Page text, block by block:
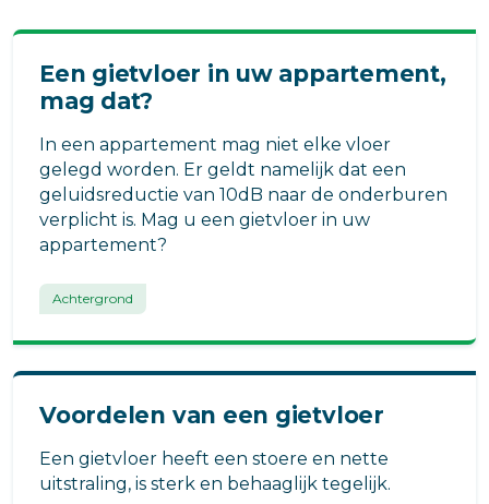
Een gietvloer in uw appartement,
mag dat?
In een appartement mag niet elke vloer
gelegd worden. Er geldt namelijk dat een
geluidsreductie van 10dB naar de onderburen
verplicht is. Mag u een gietvloer in uw
appartement?
Achtergrond
Voordelen van een gietvloer
Een gietvloer heeft een stoere en nette
uitstraling, is sterk en behaaglijk tegelijk.